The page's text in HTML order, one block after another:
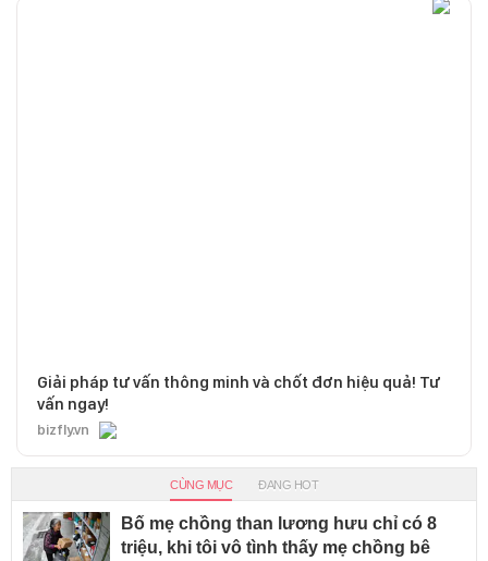
Giải pháp tư vấn thông minh và chốt đơn hiệu quả! Tư
vấn ngay!
bizfly.vn
CÙNG MỤC ĐANG HOT
Bố mẹ chồng than lương hưu chỉ có 8
triệu, khi tôi vô tình thấy mẹ chồng bê